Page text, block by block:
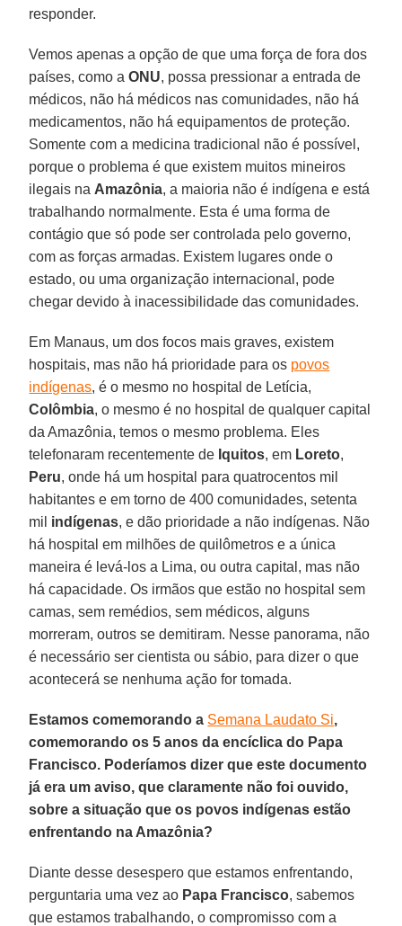
responder.
Vemos apenas a opção de que uma força de fora dos
países, como aONU, possa pressionar a entrada de
médicos, não há médicos nas comunidades, não há
medicamentos, não há equipamentos de proteção.
Somente com a medicina tradicional não é possível,
porque o problema é que existem muitos mineiros
ilegais na Amazônia, a maioria não é indígena e está
trabalhando normalmente. Esta é uma forma de
contágio que só pode ser controlada pelo governo,
com as forças armadas. Existem lugares onde o
estado, ou uma organização internacional, pode
chegar devido à inacessibilidade das comunidades.
Em Manaus, um dos focos mais graves, existem
hospitais, mas não há prioridade para os povos
indígenas, é o mesmo no hospital de Letícia,
Colômbia, o mesmo é no hospital de qualquer capital
da Amazônia, temos o mesmo problema. Eles
telefonaram recentemente de Iquitos, em Loreto,
Peru, onde há um hospital para quatrocentos mil
habitantes e em torno de 400 comunidades, setenta
mil indígenas, e dão prioridade a não indígenas. Não
há hospital em milhões de quilômetros e a única
maneira é levá-los a Lima, ou outra capital, mas não
há capacidade. Os irmãos que estão no hospital sem
camas, sem remédios, sem médicos, alguns
morreram, outros se demitiram. Nesse panorama, não
é necessário ser cientista ou sábio, para dizer o que
acontecerá se nenhuma ação for tomada.
Estamos comemorando a Semana Laudato Si,
comemorando os 5 anos da encíclica do Papa
Francisco. Poderíamos dizer que este documento
já era um aviso, que claramente não foi ouvido,
sobre a situação que os povos indígenas estão
enfrentando na Amazônia?
Diante desse desespero que estamos enfrentando,
perguntaria uma vez ao Papa Francisco, sabemos
que estamos trabalhando, o compromisso com a